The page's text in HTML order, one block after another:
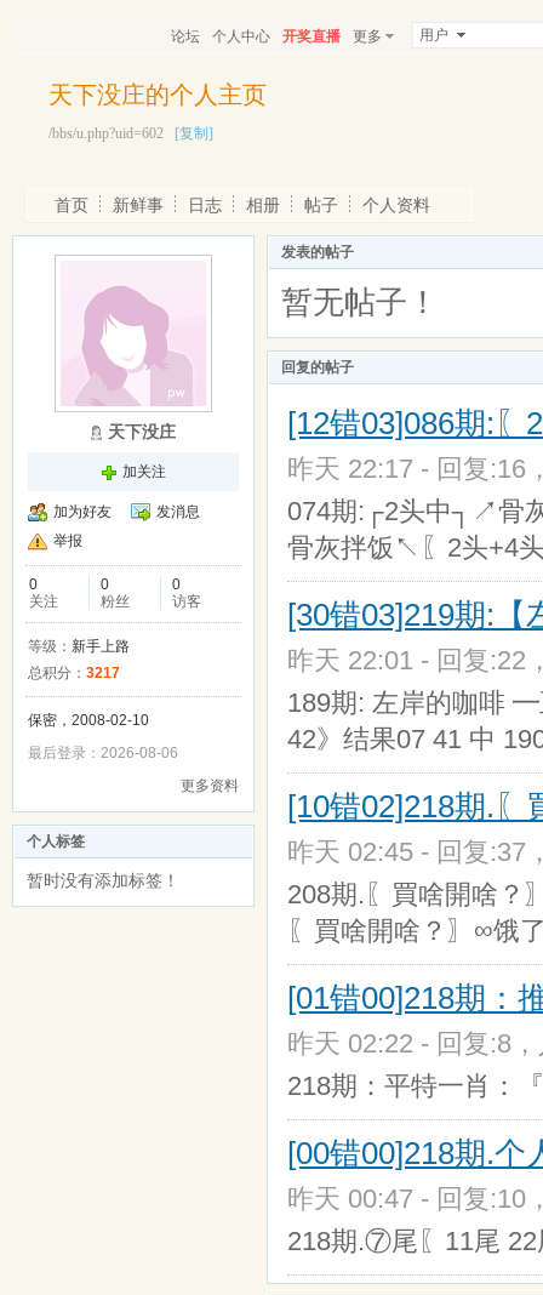
论坛 个人中心 开奖直播 更多 用户
天下没庄的个人主页
/bbs/u.php?uid=602 [复制]
首页 新鲜事 日志 相册 帖子 个人资料
天下没庄
加关注
加为好友
发消息
举报
0
关注
0
粉丝
0
访客
等级： 新手上路
总积分： 3217
保密，2008-02-10
最后登录：2026-08-06
更多资料
个人标签
暂时没有添加标签！
发表的帖子
暂无帖子！
回复的帖子
[12错03]086期:〖
昨天 22:17 - 回复:16
074期:┌2头中┐↗骨
骨灰拌饭↖〖2头+4
[30错03]219期:【
昨天 22:01 - 回复:22
189期: 左岸的咖啡
42》结果07 41 中
[10错02]218期.〖
昨天 02:45 - 回复:37
208期.〖買啥開啥？
〖買啥開啥？〗∞饿
[01错00]218期：
昨天 02:22 - 回复:8
218期：平特一肖：
[00错00]218期.
昨天 00:47 - 回复:10
218期.⑦尾〖11尾 22